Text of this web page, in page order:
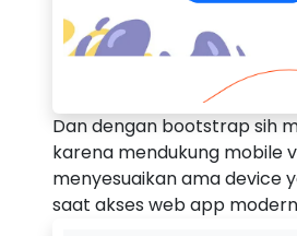
Dan dengan bootstrap sih
karena mendukung mobile
menyesuaikan ama device
saat akses web app modern